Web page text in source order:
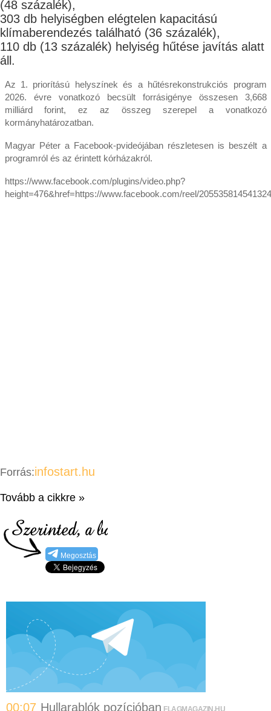
(48 százalék),
303 db helyiségben elégtelen kapacitású
klímaberendezés található (36 százalék),
110 db (13 százalék) helyiség hűtése javítás alatt
áll.
Az 1. priorítású helyszínek és a hűtésrekonstrukciós program
2026. évre vonatkozó becsült forrásigénye összesen 3,668
milliárd forint, ez az összeg szerepel a vonatkozó
kormányhatározatban.
Magyar Péter a Facebook-pvideójában részletesen is beszélt a
programról és az érintett kórházakról.
https://www.facebook.com/plugins/video.php?
height=476&href=https://www.facebook.com/reel/
Forrás:infostart.hu
Tovább a cikkre »
Megosztás
00:07 Hullarablók pozícióban